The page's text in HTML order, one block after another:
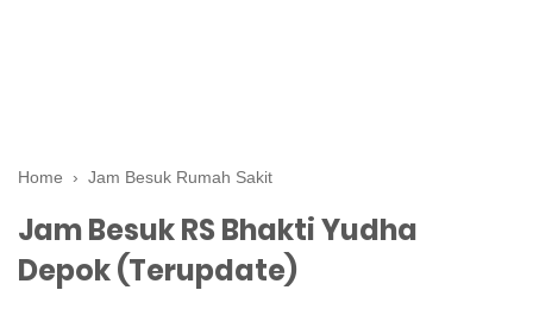
Home › Jam Besuk Rumah Sakit
Jam Besuk RS Bhakti Yudha
Depok (Terupdate)